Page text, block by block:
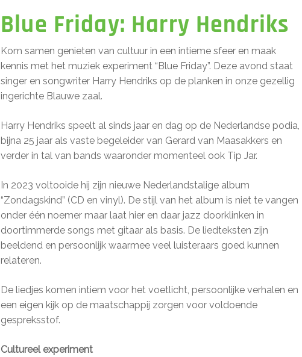
Blue Friday: Harry Hendriks
Kom samen genieten van cultuur in een intieme sfeer en maak
kennis met het muziek experiment “Blue Friday”. Deze avond staat
singer en songwriter Harry Hendriks op de planken in onze gezellig
ingerichte Blauwe zaal.
Harry Hendriks speelt al sinds jaar en dag op de Nederlandse podia,
bijna 25 jaar als vaste begeleider van Gerard van Maasakkers en
verder in tal van bands waaronder momenteel ook Tip Jar.
In 2023 voltooide hij zijn nieuwe Nederlandstalige album
“Zondagskind” (CD en vinyl). De stijl van het album is niet te vangen
onder één noemer maar laat hier en daar jazz doorklinken in
doortimmerde songs met gitaar als basis. De liedteksten zijn
beeldend en persoonlijk waarmee veel luisteraars goed kunnen
relateren.
De liedjes komen intiem voor het voetlicht, persoonlijke verhalen en
een eigen kijk op de maatschappij zorgen voor voldoende
gespreksstof.
Cultureel experiment